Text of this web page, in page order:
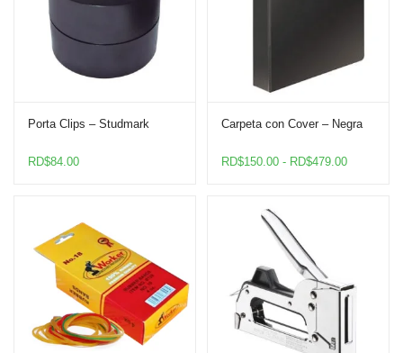
Porta Clips – Studmark
RD$84.00
Carpeta con Cover – Negra
RD$150.00 - RD$479.00Rango